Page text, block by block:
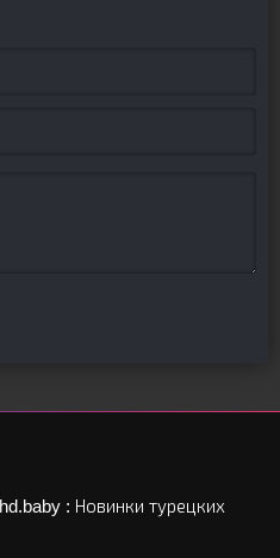
: Новинки турецких